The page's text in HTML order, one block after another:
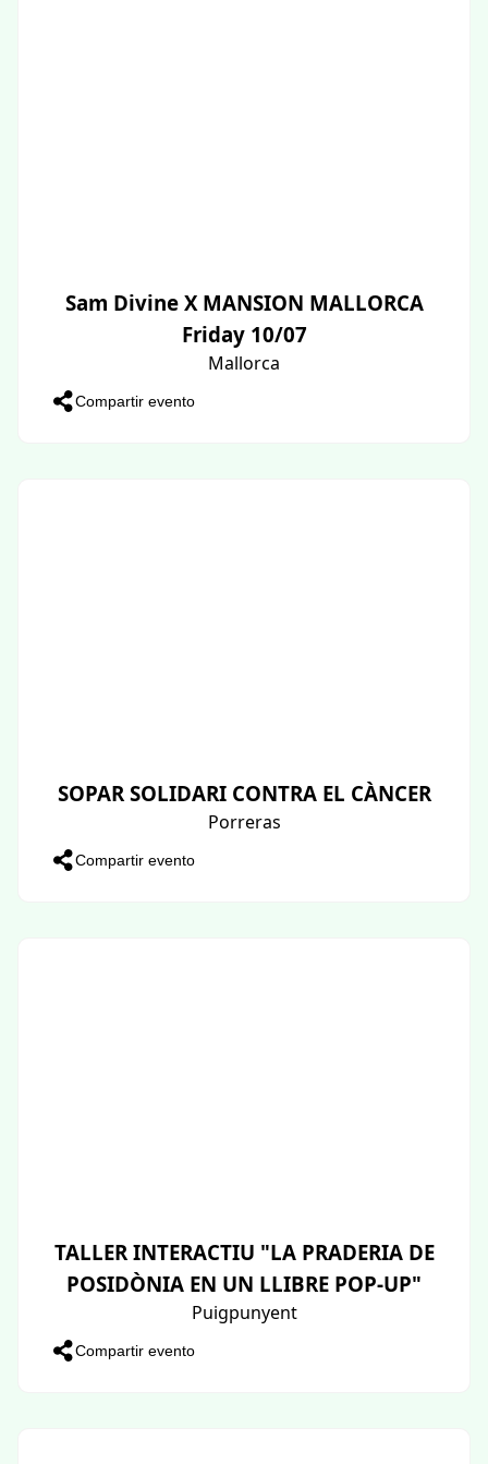
Sam Divine X MANSION MALLORCA
Friday 10/07
Mallorca
Compartir evento
SOPAR SOLIDARI CONTRA EL CÀNCER
Porreras
Compartir evento
TALLER INTERACTIU "LA PRADERIA DE
POSIDÒNIA EN UN LLIBRE POP-UP"
Puigpunyent
Compartir evento